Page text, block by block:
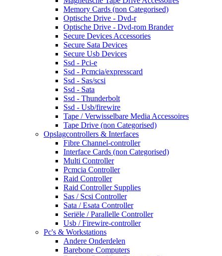
Memory Cards (non Categorised)
Optische Drive - Dvd-r
Optische Drive - Dvd-rom Brander
Secure Devices Accessories
Secure Sata Devices
Secure Usb Devices
Ssd - Pci-e
Ssd - Pcmcia/expresscard
Ssd - Sas/scsi
Ssd - Sata
Ssd - Thunderbolt
Ssd - Usb/firewire
Tape / Verwisselbare Media Accessoires
Tape Drive (non Categorised)
Opslagcontrollers & Interfaces
Fibre Channel-controller
Interface Cards (non Categorised)
Multi Controller
Pcmcia Controller
Raid Controller
Raid Controller Supplies
Sas / Scsi Controller
Sata / Esata Controller
Seriële / Parallelle Controller
Usb / Firewire-controller
Pc's & Workstations
Andere Onderdelen
Barebone Computers